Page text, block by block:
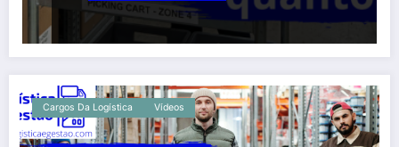
Cargos Da Logística Vídeos